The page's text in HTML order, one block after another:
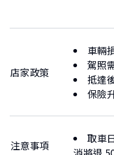
若您為
駕駛執
90-
碼：（
接駁服
分。
所有駕
執照。
以及由
店家政策
車輛
駕照
抵達
保險
注意事項
取車